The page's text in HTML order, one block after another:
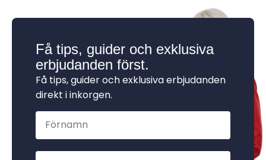
Få tips, guider och exklusiva
erbjudanden först.
Få tips, guider och exklusiva erbjudanden
direkt i inkorgen.